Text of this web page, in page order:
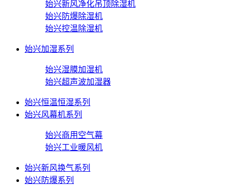
始兴新风净化吊顶除湿机
始兴防爆除湿机
始兴控温除湿机
始兴加湿系列
始兴湿膜加湿机
始兴超声波加湿器
始兴恒温恒湿系列
始兴风幕机系列
始兴商用空气幕
始兴工业暖风机
始兴新风换气系列
始兴防爆系列